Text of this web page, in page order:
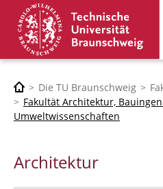
Die TU Braunschweig
Fakultät Architektur,
Umweltwissenschaften
Architektur